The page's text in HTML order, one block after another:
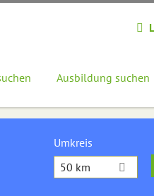
Ausbildung suchen
Umkreis
50 km